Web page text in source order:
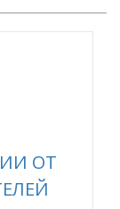
ОТ